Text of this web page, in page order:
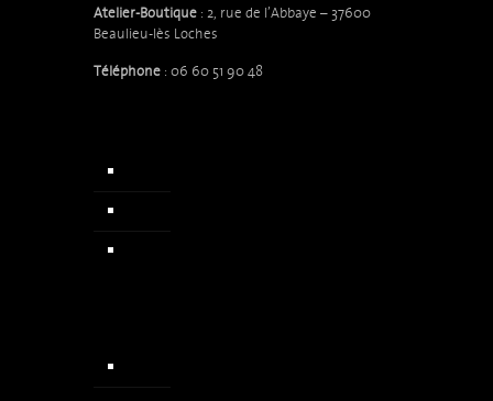
Atelier-Boutique: 2, rue de l’Abbaye – 37600
Beaulieu-lès Loches
Téléphone: 06 60 51 90 48